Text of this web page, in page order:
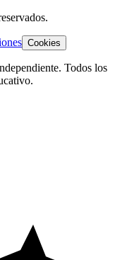
Cookies
Todos los